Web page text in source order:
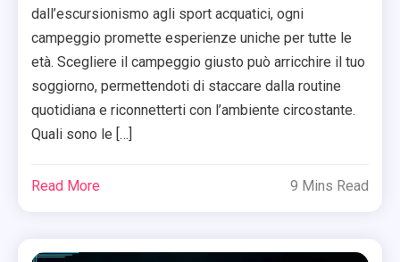
dall’escursionismo agli sport acquatici, ogni
campeggio promette esperienze uniche per tutte le
età. Scegliere il campeggio giusto può arricchire il tuo
soggiorno, permettendoti di staccare dalla routine
quotidiana e riconnetterti con l’ambiente circostante.
Quali sono le […]
Read More 9 Mins Read